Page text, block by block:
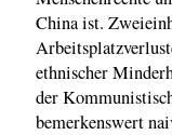
China ist.
ethnischer
der
bemerkenswert